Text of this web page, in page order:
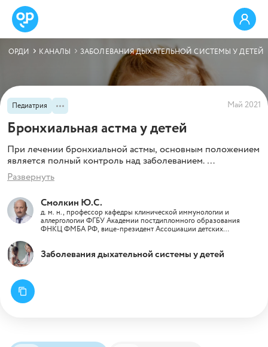
ОРДИ КАНАЛЫ ЗАБОЛЕВАНИЯ ДЫХАТЕЛЬНОЙ СИСТЕМЫ У ДЕТЕЙ
Педиатрия Май 2021
Бронхиальная астма у детей
При лечении бронхиальной астмы, основным положением
является полный контроль над заболеванием.
В материале даны рекомендации, по ведению детей с
бронхиальной астмой, от профессора Ю.С. Смолкина.
Развернуть
Смолкин Ю.С.
д. м. н., профессор кафедры клинической иммунологии и
аллергологии ФГБУ Академии постдипломного образования
ФНКЦ ФМБА РФ, вице-президент Ассоциации детских
Заболевания дыхательной системы у детей